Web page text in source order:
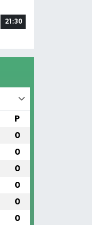
21:30
P
0
0
0
0
0
0